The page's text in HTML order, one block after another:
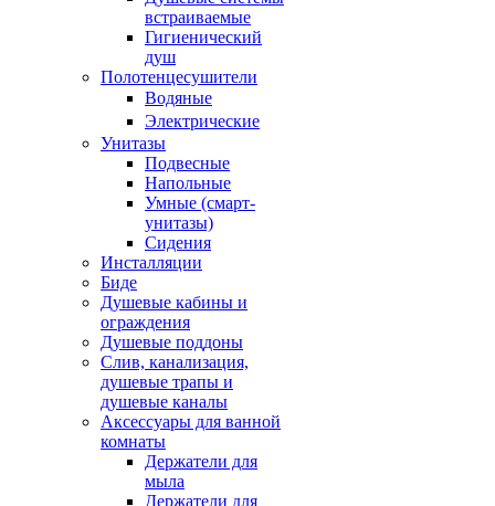
встраиваемые
Гигиенический
душ
Полотенцесушители
ㅤВодяные
ㅤЭлектрические
Унитазы
Подвесные
Напольные
Умные (смарт-
унитазы)
Сидения
Инсталляции
Биде
Душевые кабины и
ограждения
Душевые поддоны
Слив, канализация,
душевые трапы и
душевые каналы
Аксессуары для ванной
комнаты
Держатели для
мыла
Держатели для